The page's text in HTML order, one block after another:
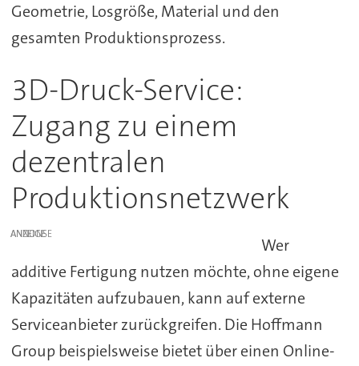
Geometrie, Losgröße, Material und den
gesamten Produktionsprozess.
3D-Druck-Service:
Zugang zu einem
dezentralen
Produktionsnetzwerk
ANZEIGE
Wer
additive Fertigung nutzen möchte, ohne eigene
Kapazitäten aufzubauen, kann auf externe
Serviceanbieter zurückgreifen. Die Hoffmann
Group beispielsweise bietet über einen Online-